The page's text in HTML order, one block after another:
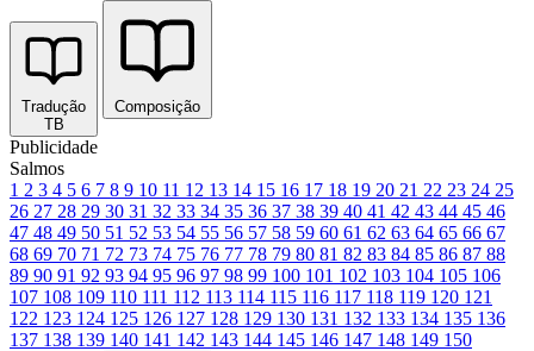
Tradução
TB
Composição
Publicidade
Salmos
1 2 3 4 5 6 7 8 9 10 11 12 13 14 15 16 17 18 19 20 21 22 23 24 25
26 27 28 29 30 31 32 33 34 35 36 37 38 39 40 41 42 43 44 45 46
47 48 49 50 51 52 53 54 55 56 57 58 59 60 61 62 63 64 65 66 67
68 69 70 71 72 73 74 75 76 77 78 79 80 81 82 83 84 85 86 87 88
89 90 91 92 93 94 95 96 97 98 99 100 101 102 103 104 105 106
107 108 109 110 111 112 113 114 115 116 117 118 119 120 121
122 123 124 125 126 127 128 129 130 131 132 133 134 135 136
137 138 139 140 141 142 143 144 145 146 147 148 149 150